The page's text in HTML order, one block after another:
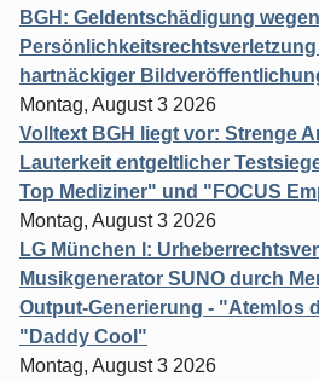
BGH: Geldentschädigung
hartnäckiger
Montag, August 3 2026
Volltext BGH liegt vor: Strenge
Lauterkeit entgeltlicher
Top Mediziner" und "FOCUS
Montag, August 3 2026
LG München I:
Musikgenerator SUNO durch
Output-Generierung - "Atemlos
"Daddy Cool"
Montag, August 3 2026